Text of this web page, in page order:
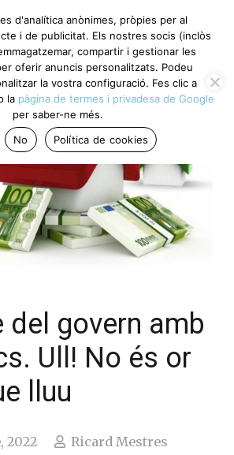
del govern amb
Ull! No és or
lluu
2022
Ricard Mestres
d'analítica anònimes, pròpies per al
i de publicitat. Els nostres socis (inclòs
compartir i gestionar les
oferir anuncis personalitzats. Podeu
la vostra configuració. Fes clic a
la pàgina de termes i privadesa de Google
per saber-ne més.
No Política de cookies